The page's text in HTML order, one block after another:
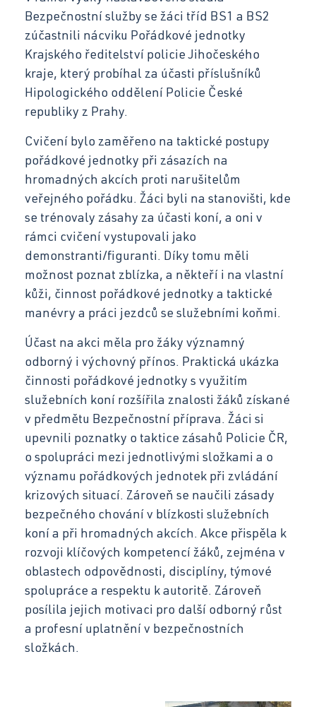
Opravář zemědělských strojů
Mechanik opravář motorových vozidel
Kuchař-číšník
Úvodní třídní schůzky
Informace pro rodiče 1. ročníků
Kontakt
Virtuální prohlídka
Bakaláři SOŠ
Bakaláři SOU
Schránka důvěry
Facebook
Instagram
YouTube
Bezpečnostní služby se žáci tříd BS1 a BS2
zúčastnili nácviku Pořádkové jednotky
Krajského ředitelství policie Jihočeského
kraje, který probíhal za účasti příslušníků
Hipologického oddělení Policie České
republiky z Prahy.
Cvičení bylo zaměřeno na taktické postupy
pořádkové jednotky při zásazích na
hromadných akcích proti narušitelům
veřejného pořádku. Žáci byli na stanovišti, kde
se trénovaly zásahy za účasti koní, a oni v
rámci cvičení vystupovali jako
demonstranti/figuranti. Díky tomu měli
možnost poznat zblízka, a někteří i na vlastní
kůži, činnost pořádkové jednotky a taktické
manévry a práci jezdců se služebními koňmi.
Účast na akci měla pro žáky významný
odborný i výchovný přínos. Praktická ukázka
činnosti pořádkové jednotky s využitím
služebních koní rozšířila znalosti žáků získané
v předmětu Bezpečnostní příprava. Žáci si
upevnili poznatky o taktice zásahů Policie ČR,
o spolupráci mezi jednotlivými složkami a o
významu pořádkových jednotek při zvládání
krizových situací. Zároveň se naučili zásady
bezpečného chování v blízkosti služebních
koní a při hromadných akcích. Akce přispěla k
rozvoji klíčových kompetencí žáků, zejména v
oblastech odpovědnosti, disciplíny, týmové
spolupráce a respektu k autoritě. Zároveň
posílila jejich motivaci pro další odborný růst
a profesní uplatnění v bezpečnostních
složkách.